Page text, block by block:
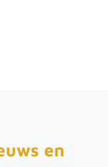
en